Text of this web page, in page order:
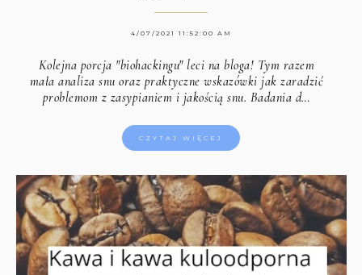
4/07/2021 11:52:00 AM
Kolejna porcja "biohackingu" leci na bloga! Tym razem
mała analiza snu oraz praktyczne wskazówki jak zaradzić
problemom z zasypianiem i jakością snu. Badania d…
CZYTAJ WIĘCEJ